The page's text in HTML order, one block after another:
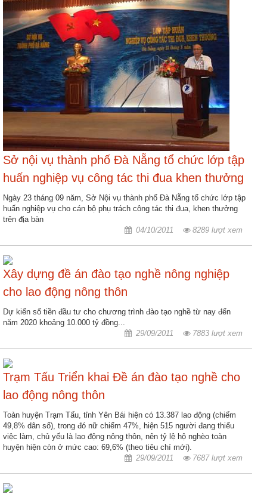
đề
tài
Tiếp
cận
thông
tin
Tìm
Đăng
nhập
Sở nội vụ thành phố Đà Nẵng tổ chức lớp tập
huấn nghiệp vụ công tác thi đua khen thưởng
Ngày 23 tháng 09 năm, Sở Nội vụ thành phố Đà Nẵng tổ chức lớp tập
huấn nghiệp vụ cho cán bộ phụ trách công tác thi đua, khen thưởng
trên địa bàn
04/10/2011
8289 lượt xem
Xây dựng đề án đào tạo nghề nông nghiệp
cho lao động nông thôn
Dự kiến số tiền đầu tư cho chương trình đào tạo nghề từ nay đến
năm 2020 khoảng 10.000 tỷ đồng...
29/09/2011
7883 lượt xem
Trạm Tấu Triển khai Đề án đào tạo nghề cho
lao động nông thôn
Toàn huyện Trạm Tấu, tỉnh Yên Bái hiện có 13.387 lao động (chiếm
49,8% dân số), trong đó nữ chiếm 47%, hiện 515 người đang thiếu
việc làm, chủ yếu là lao động nông thôn, nên tỷ lệ hộ nghèo toàn
huyện hiện còn ở mức cao: 69,6% (theo tiêu chí mới).
29/09/2011
7687 lượt xem